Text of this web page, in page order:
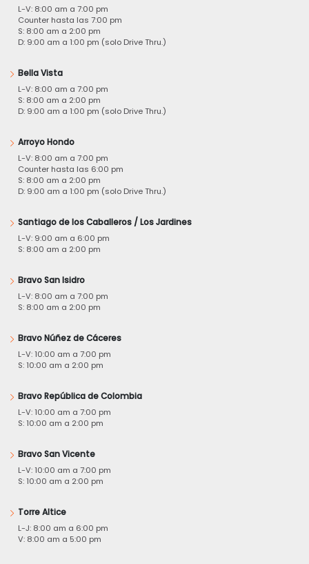
L-V: 8:00 am a 7:00 pm
Counter hasta las 7:00 pm
S: 8:00 am a 2:00 pm
D: 9:00 am a 1:00 pm (solo Drive Thru.)
Bella Vista
L-V: 8:00 am a 7:00 pm
S: 8:00 am a 2:00 pm
D: 9:00 am a 1:00 pm (solo Drive Thru.)
Arroyo Hondo
L-V: 8:00 am a 7:00 pm
Counter hasta las 6:00 pm
S: 8:00 am a 2:00 pm
D: 9:00 am a 1:00 pm (solo Drive Thru.)
Santiago de los Caballeros / Los Jardines
L-V: 9:00 am a 6:00 pm
S: 8:00 am a 2:00 pm
Bravo San Isidro
L-V: 8:00 am a 7:00 pm
S: 8:00 am a 2:00 pm
Bravo Núñez de Cáceres
L-V: 10:00 am a 7:00 pm
S: 10:00 am a 2:00 pm
Bravo República de Colombia
L-V: 10:00 am a 7:00 pm
S: 10:00 am a 2:00 pm
Bravo San Vicente
L-V: 10:00 am a 7:00 pm
S: 10:00 am a 2:00 pm
Torre Altice
L-J: 8:00 am a 6:00 pm
V: 8:00 am a 5:00 pm